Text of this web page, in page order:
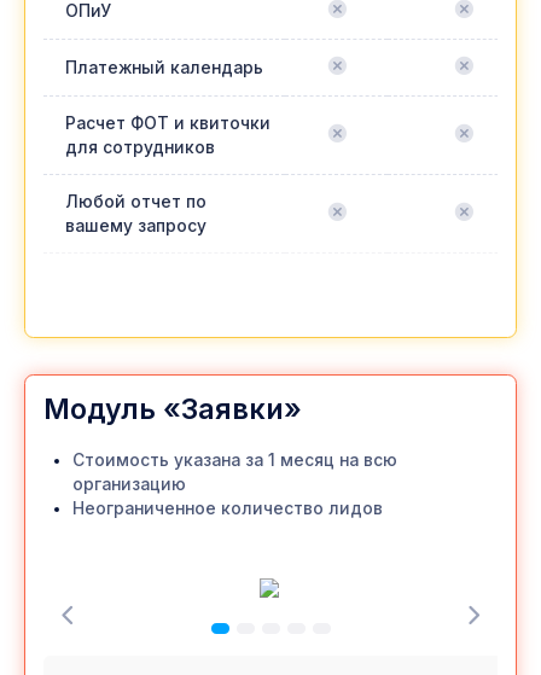
ОПиУ
Платежный календарь
Расчет ФОТ и квиточки
для сотрудников
Любой отчет по
вашему запросу
Модуль «Заявки»
Стоимость указана за 1 месяц на всю
организацию
Неограниченное количество лидов